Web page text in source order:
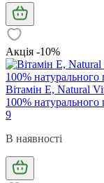
Акція -10%
Вітамін Е, Natural
100%
9
В наявності